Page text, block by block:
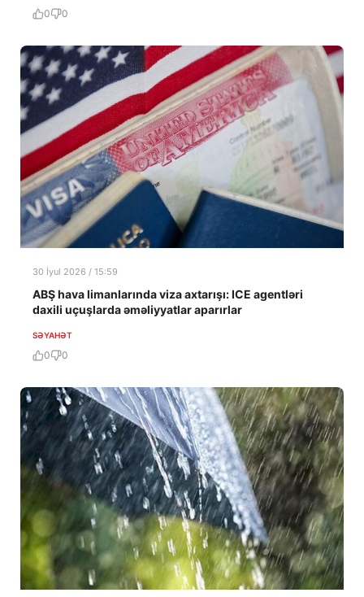
0 0
30 İyul 2026 / 15:59
ABŞ hava limanlarında viza axtarışı: ICE agentləri
daxili uçuşlarda əməliyyatlar aparırlar
SƏYAHƏT
0 0